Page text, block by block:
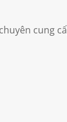
cung